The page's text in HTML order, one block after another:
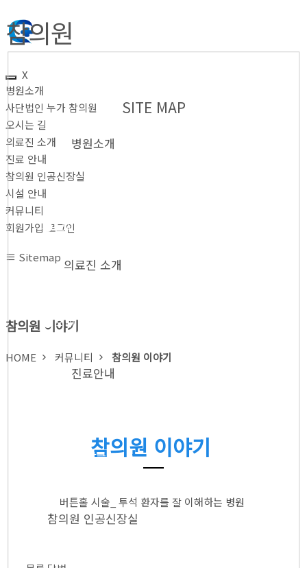
참의원
병원소개
사단법인 누가 참의원
오시는 길
의료진 소개
진료 안내
참의원 인공신장실
시설 안내
커뮤니티
회원가입·로그인
Sitemap
X
SITE MAP
병원소개
● 사단법인 누가 참의
● 오시는 길
의료진 소개
● 외래
● 신장실
진료안내
● 증명서 발급
참의원 인공신장실
참의원 이야기
HOME 커뮤니티 참의원 이야기
참의원 이야기
버튼홀 시술_ 투석 환자를 잘 이해하는 병원